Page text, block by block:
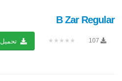
B Zar Regular
107
★★★★★ تحميل